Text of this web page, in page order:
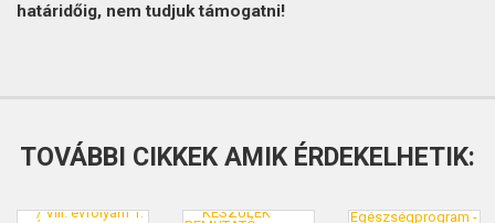
határidőig, nem tudjuk támogatni!
TOVÁBBI CIKKEK AMIK ÉRDEKELHETIK: